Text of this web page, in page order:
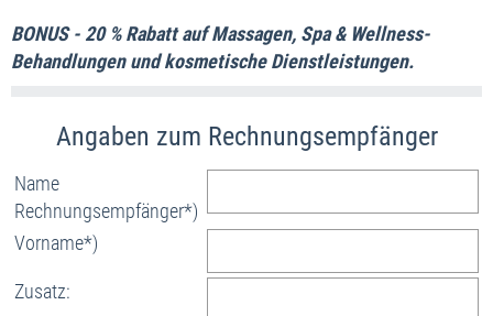
BONUS - 20 % Rabatt auf Massagen, Spa & Wellness-
Behandlungen und kosmetische Dienstleistungen.
Name
Rechnungsempfänger*)
Vorname*)
Zusatz: